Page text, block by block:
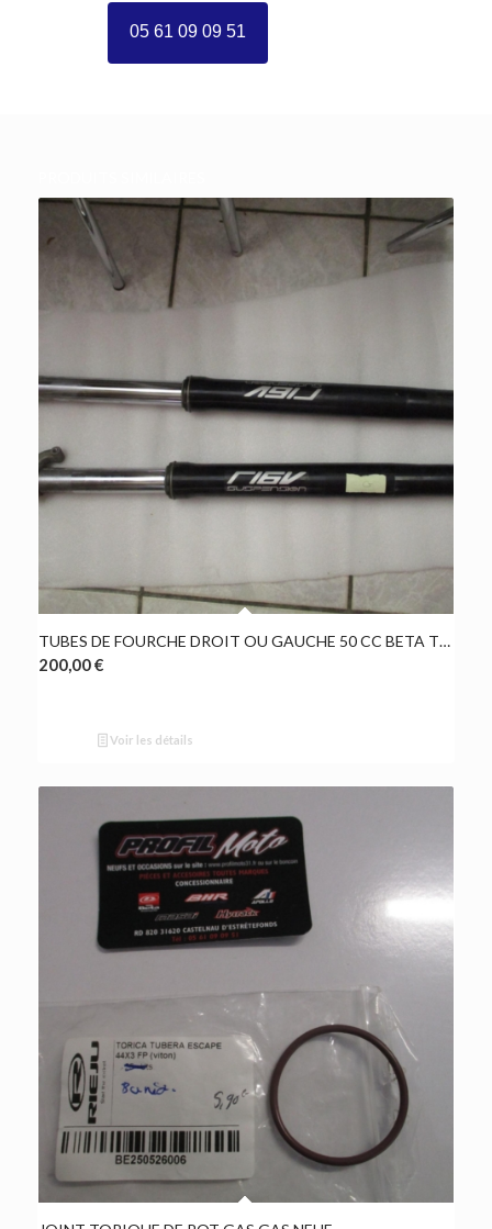
05 61 09 09 51
TUBES DE FOURCHE DROIT OU GAUCHE 50 CC BETA TRACK 2021 OCCASION
200,00€
Voir les détails